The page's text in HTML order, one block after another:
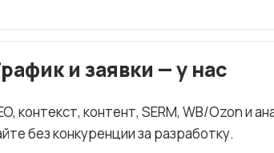
и заявки — у нас
контекст, контент, SERM, WB/Ozon и
без конкуренции за разработку.